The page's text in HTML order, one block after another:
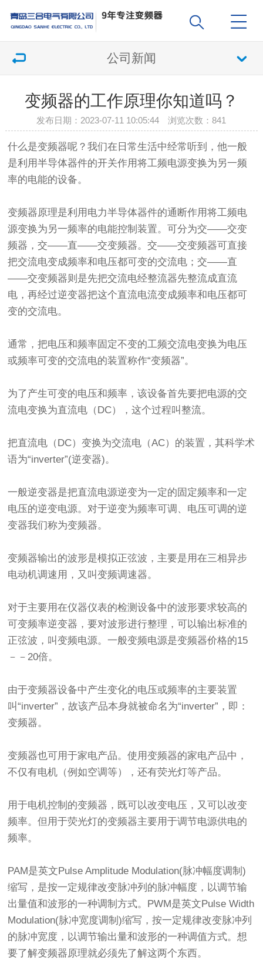
公司新闻
变频器的工作原理你知道吗？
发布日期：2023-07-11 10:05:44 浏览次数：841
什么是变频器呢？我们在日常生活中经常听到，他一般
是利用半导体器件的开关作用将工频电源变换为另一频
率的电能的设备。
变频器原理是利用电力半导体器件的通断作用将工频电
源变换为另一频率的电能控制装置。可分为交——交变
频器，交——直——交变频器。交——交变频器可直接
把交流电变成频率和电压都可变的交流电；交——直
——交变频器则是先把交流电经整流器先整流成直流
电，再经过逆变器把这个直流电流变成频率和电压都可
变的交流电。
通常，把电压和频率固定不变的工频交流电变换为电压
或频率可变的交流电的装置称作“变频器”。
为了产生可变的电压和频率，该设备首先要把电源的交
流电变换为直流电（DC），这个过程叫整流。
把直流电（DC）变换为交流电（AC）的装置，其科学术
语为“inverter”(逆变器)。
一般逆变器是把直流电源逆变为一定的固定频率和一定
电压的逆变电源。对于逆变为频率可调、电压可调的逆
变器我们称为变频器。
变频器输出的波形是模拟正弦波，主要是用在三相异步
电动机调速用，又叫变频调速器。
对于主要用在仪器仪表的检测设备中的波形要求较高的
可变频率逆变器，要对波形进行整理，可以输出标准的
正弦波，叫变频电源。一般变频电源是变频器价格的15
－－20倍。
由于变频器设备中产生变化的电压或频率的主要装置
叫“inverter”，故该产品本身就被命名为“inverter”，即：
变频器。
变频器也可用于家电产品。使用变频器的家电产品中，
不仅有电机（例如空调等），还有荧光灯等产品。
用于电机控制的变频器，既可以改变电压，又可以改变
频率。但用于荧光灯的变频器主要用于调节电源供电的
频率。
PAM是英文Pulse Amplitude Modulation(脉冲幅度调制)
缩写，是按一定规律改变脉冲列的脉冲幅度，以调节输
出量值和波形的一种调制方式。PWM是英文Pulse Width
Modulation(脉冲宽度调制)缩写，按一定规律改变脉冲列
的脉冲宽度，以调节输出量和波形的一种调值方式。想
要了解变频器原理就必须先了解这两个东西。